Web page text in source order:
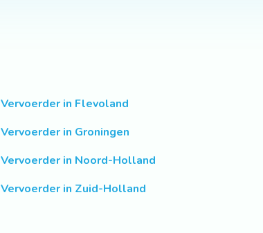
Vervoerder in Flevoland
Vervoerder in Groningen
Vervoerder in Noord-Holland
Vervoerder in Zuid-Holland